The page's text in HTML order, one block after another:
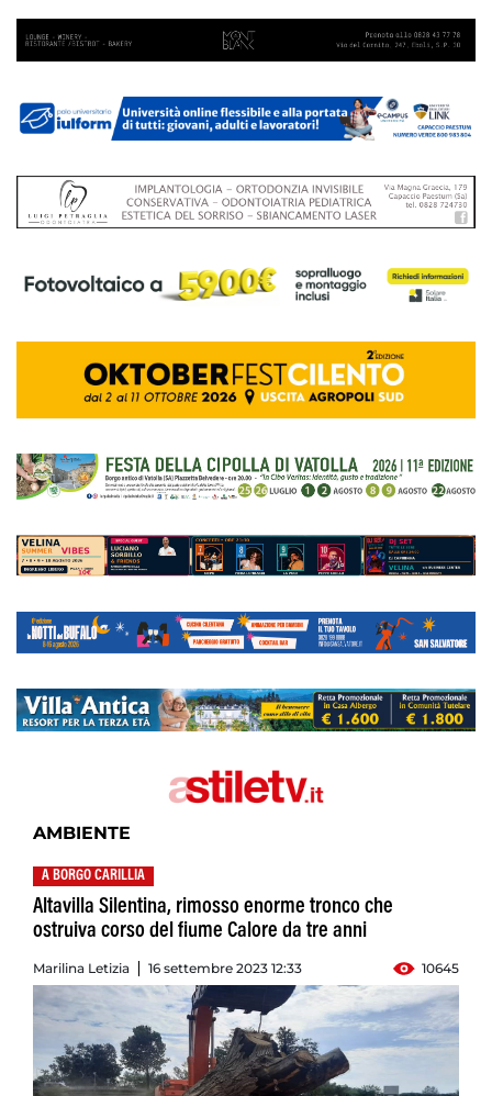
AMBIENTE
A BORGO CARILLIA
Altavilla Silentina, rimosso enorme tronco che
ostruiva corso del fiume Calore da tre anni
Marilina Letizia 16 settembre 2023 12:33 10645